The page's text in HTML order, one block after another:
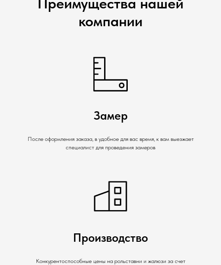
компании
Замер
После оформления заказа, в удобное для вас время, к вам выезжает
специалист для проведения замеров
Производство
Конкурентоспособные цены на рольставни и жалюзи за счет